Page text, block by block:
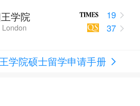
学院
19
37
学院硕士留学申请手册